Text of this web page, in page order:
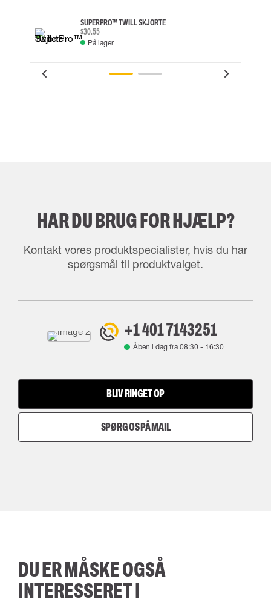
SUPERPRO™ TWILL SKJORTE
$30.55
På lager
HAR DU BRUG FOR HJÆLP?
Kontakt vores produktspecialister, hvis du har
spørgsmål til produktvalget.
+1 401 7143251
Åben i dag fra08:30- 16:30
BLIV RINGET OP
SPØRG OS PÅ MAIL
DU ER MÅSKE OGSÅ
INTERESSERET I